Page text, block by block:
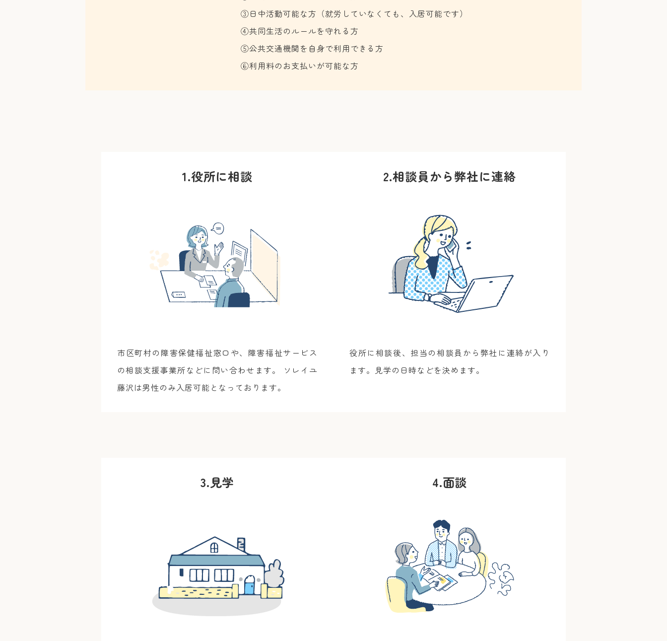
③日中活動可能な方（就労していなくても、入居可能です）
④共同生活のルールを守れる方
⑤公共交通機関を自身で利用できる方
⑥利用料のお支払いが可能な方
1.役所に相談
市区町村の障害保健福祉窓口や、障害福祉サービス
の相談支援事業所などに問い合わせます。 ソレイユ
藤沢は男性のみ入居可能となっております。
2.相談員から弊社に連絡
役所に相談後、担当の相談員から弊社に連絡が入り
ます。見学の日時などを決めます。
3.見学 4.面談